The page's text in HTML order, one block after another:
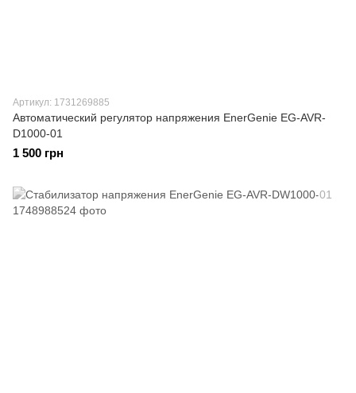
Артикул: 1731269885
Автоматический регулятор напряжения EnerGenie EG-AVR-
D1000-01
1 500 грн